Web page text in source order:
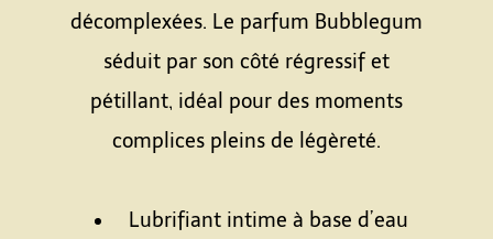
décomplexées. Le parfum Bubblegum
séduit par son côté régressif et
pétillant, idéal pour des moments
complices pleins de légèreté.
Lubrifiant intime à base d’eau